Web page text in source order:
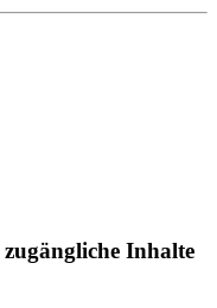
Inhalte